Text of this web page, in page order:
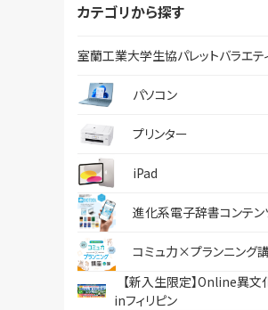
カテゴリから探す
室蘭工業大学生協パレットバラエテ
パソコン
プリンター
iPad
進化系電子辞書コンテン
コミュ力×プランニング
【新入生限定】Online異文
inフィリピン